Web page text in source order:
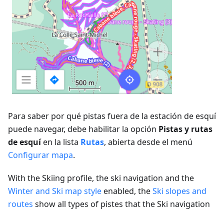
Para saber por qué pistas fuera de la estación de esquí
puede navegar, debe habilitar la opción Pistas y rutas
de esquíen la lista Rutas, abierta desde el menú
Configurar mapa.
With the Skiing profile, the ski navigation and the
Winter and Ski map styleenabled, theSki slopes and
routes show all types of pistes that the Ski navigation